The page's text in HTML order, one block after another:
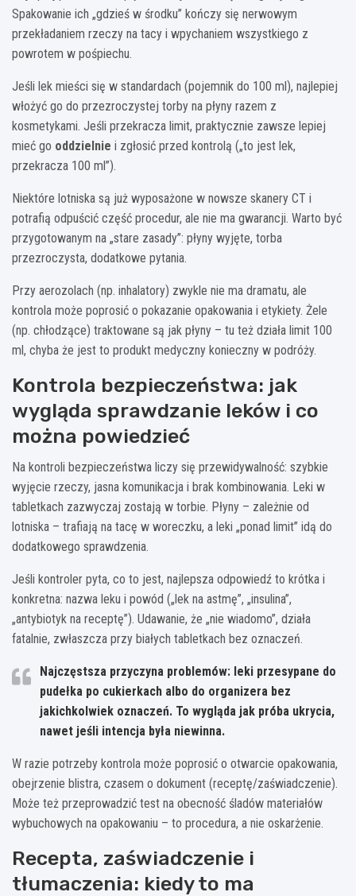
Spakowanie ich „gdzieś w środku” kończy się nerwowym
przekładaniem rzeczy na tacy i wpychaniem wszystkiego z
powrotem w pośpiechu.
Jeśli lek mieści się w standardach (pojemnik do 100 ml), najlepiej
włożyć go do przezroczystej torby na płyny razem z
kosmetykami. Jeśli przekracza limit, praktycznie zawsze lepiej
mieć go oddzielnie i zgłosić przed kontrolą („to jest lek,
przekracza 100 ml”).
Niektóre lotniska są już wyposażone w nowsze skanery CT i
potrafią odpuścić część procedur, ale nie ma gwarancji. Warto być
przygotowanym na „stare zasady”: płyny wyjęte, torba
przezroczysta, dodatkowe pytania.
Przy aerozolach (np. inhalatory) zwykle nie ma dramatu, ale
kontrola może poprosić o pokazanie opakowania i etykiety. Żele
(np. chłodzące) traktowane są jak płyny – tu też działa limit 100
ml, chyba że jest to produkt medyczny konieczny w podróży.
Kontrola bezpieczeństwa: jak
wygląda sprawdzanie leków i co
można powiedzieć
Na kontroli bezpieczeństwa liczy się przewidywalność: szybkie
wyjęcie rzeczy, jasna komunikacja i brak kombinowania. Leki w
tabletkach zazwyczaj zostają w torbie. Płyny – zależnie od
lotniska – trafiają na tacę w woreczku, a leki „ponad limit” idą do
dodatkowego sprawdzenia.
Jeśli kontroler pyta, co to jest, najlepsza odpowiedź to krótka i
konkretna: nazwa leku i powód („lek na astmę”, „insulina”,
„antybiotyk na receptę”). Udawanie, że „nie wiadomo”, działa
fatalnie, zwłaszcza przy białych tabletkach bez oznaczeń.
Najczęstsza przyczyna problemów: leki przesypane do
pudełka po cukierkach albo do organizera bez
jakichkolwiek oznaczeń. To wygląda jak próba ukrycia,
nawet jeśli intencja była niewinna.
W razie potrzeby kontrola może poprosić o otwarcie opakowania,
obejrzenie blistra, czasem o dokument (receptę/zaświadczenie).
Może też przeprowadzić test na obecność śladów materiałów
wybuchowych na opakowaniu – to procedura, a nie oskarżenie.
Recepta, zaświadczenie i
tłumaczenia: kiedy to ma